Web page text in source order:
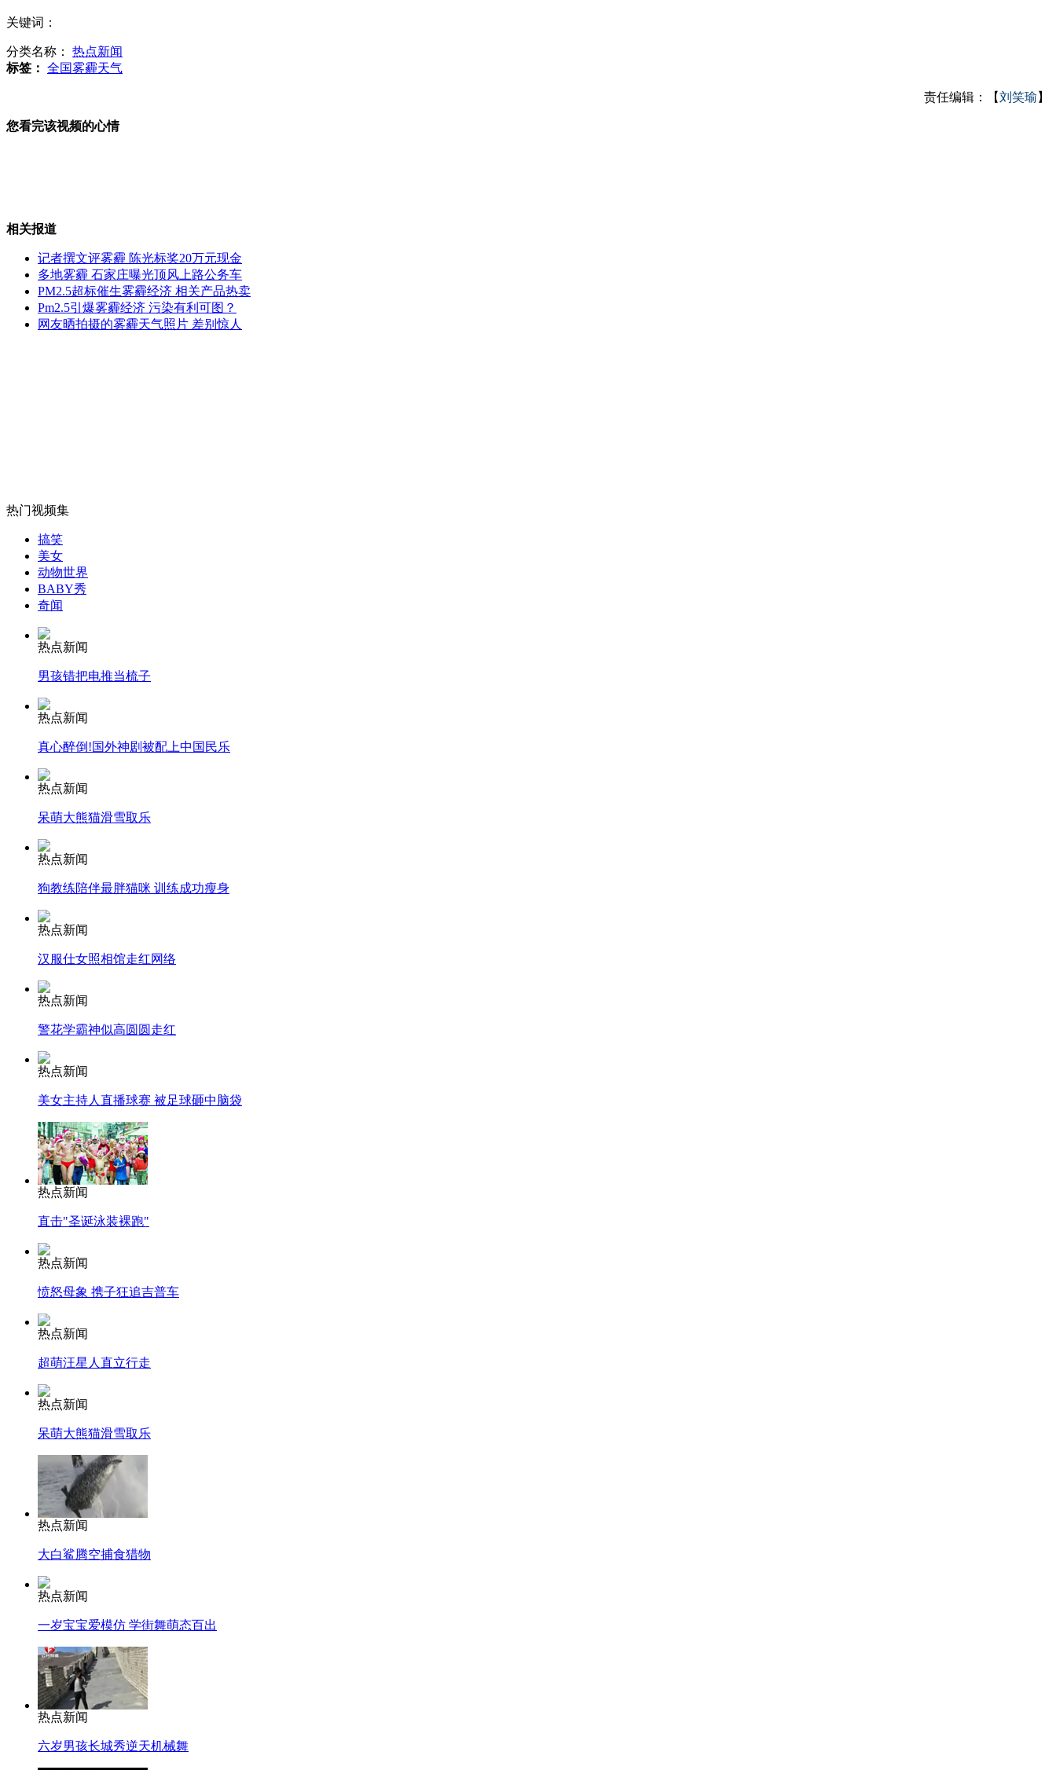
山西运城恶犬咬伤多人 警民合力深夜将其击毙
女孩北京地铁殴打老人 痛下狠手拳打脚踢
安徽一实载49人客车翻车
走！跟着总书记去植树
消防员救轻生者
纽约上演“枕头大战”
司机酒驾遇交警 急速倒车逃窜
关键词：
分类名称： 热点新闻
标签： 全国雾霾天气
责任编辑：【刘笑瑜 】
您看完该视频的心情
相关报道
记者撰文评雾霾 陈光标奖20万元现金
多地雾霾 石家庄曝光顶风上路公务车
PM2.5超标催生雾霾经济 相关产品热卖
Pm2.5引爆雾霾经济 污染有利可图？
网友晒拍摄的雾霾天气照片 差别惊人
热门视频集
搞笑
美女
动物世界
BABY秀
奇闻
热点新闻
男孩错把电推当梳子
热点新闻
真心醉倒!国外神剧被配上中国民乐
热点新闻
呆萌大熊猫滑雪取乐
热点新闻
狗教练陪伴最胖猫咪 训练成功瘦身
热点新闻
汉服仕女照相馆走红网络
热点新闻
警花学霸神似高圆圆走红
热点新闻
美女主持人直播球赛 被足球砸中脑袋
热点新闻
直击"圣诞泳装裸跑"
热点新闻
愤怒母象 携子狂追吉普车
热点新闻
超萌汪星人直立行走
热点新闻
呆萌大熊猫滑雪取乐
热点新闻
大白鲨腾空捕食猎物
热点新闻
一岁宝宝爱模仿 学街舞萌态百出
热点新闻
六岁男孩长城秀逆天机械舞